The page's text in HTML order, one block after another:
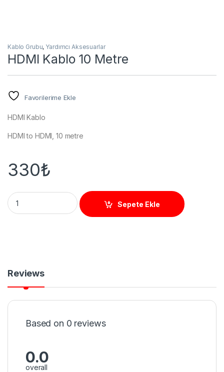
Kablo Grubu, Yardımcı Aksesuarlar
HDMI Kablo 10 Metre
Favorilerime Ekle
HDMI Kablo
HDMI to HDMI, 10 metre
330₺
HDMI Kablo 10 Metre quantity
Sepete Ekle
Reviews
Based on 0 reviews
0.0
overall